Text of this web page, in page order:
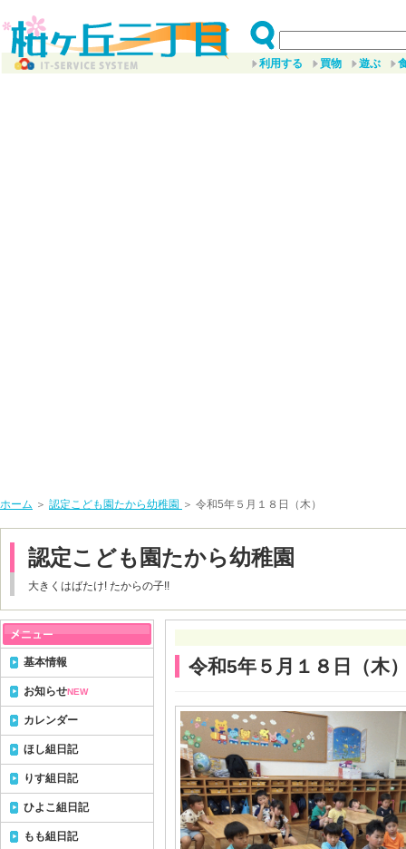
利用する 買物 遊ぶ
ホーム ＞ 認定こども園たから幼稚園 ＞ 令和5年５月１８日（木）
認定こども園たから幼稚園
大きくはばたけ! たからの子!!
令和5年５月１８日（木
基本情報
お知らせNEW
カレンダー
ほし組日記
りす組日記
ひよこ組日記
もも組日記